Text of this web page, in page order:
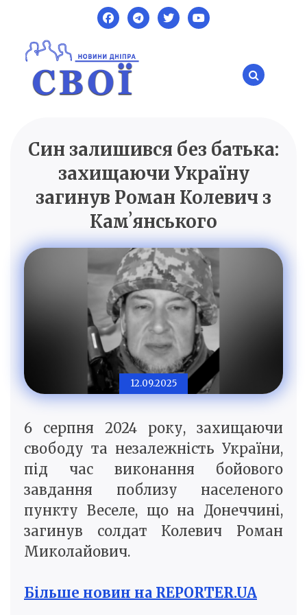
content
SVOI.DP.UA
Новини Дніпра
Син залишився без батька:
захищаючи Україну
загинув Роман Колевич з
Камʼянського
12.09.2025
6 серпня 2024 року, захищаючи
свободу та незалежність України,
під час виконання бойового
завдання поблизу населеного
пункту Веселе, що на Донеччині,
загинув солдат Колевич Роман
Миколайович.
Більше новин на REPORTER.UA